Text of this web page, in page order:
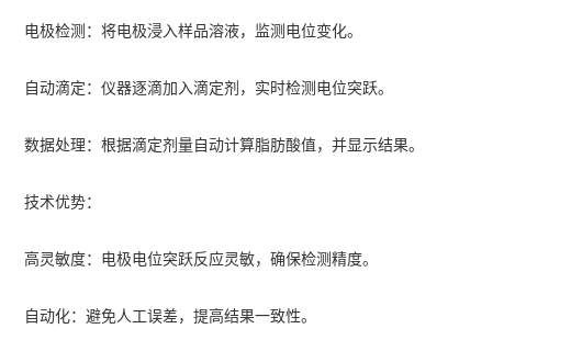
电极检测：将电极浸入样品溶液，监测电位变化。
自动滴定：仪器逐滴加入滴定剂，实时检测电位突跃。
数据处理：根据滴定剂量自动计算脂肪酸值，并显示结果。
技术优势：
高灵敏度：电极电位突跃反应灵敏，确保检测精度。
自动化：避免人工误差，提高结果一致性。